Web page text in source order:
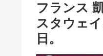
フランス
スタウェ
日。